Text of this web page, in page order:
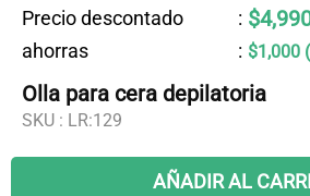
Precio descontado
:
ahorras : $1,000
Olla para cera depilatoria
SKU : LR:129
AÑADIR AL